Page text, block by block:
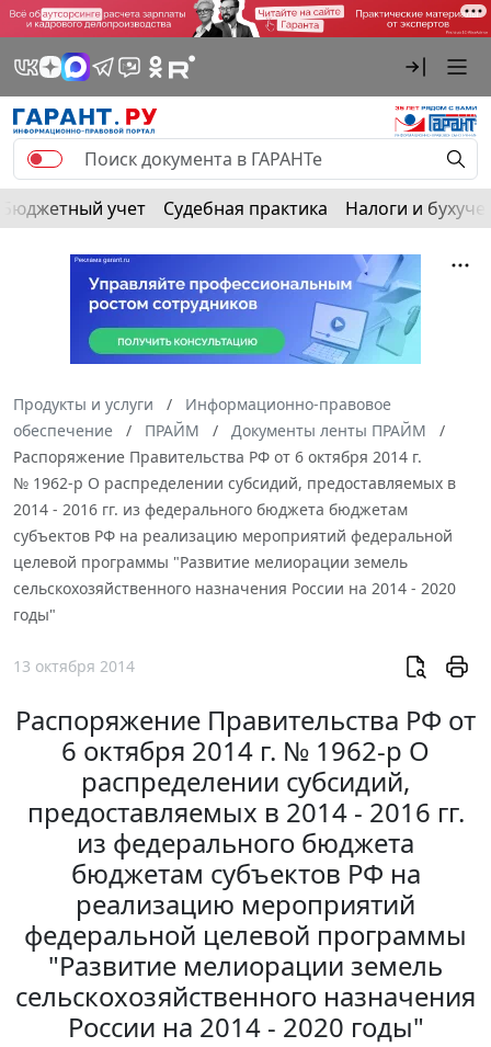
Бюджетный учет Судебная практика Налоги и
Продукты и услуги
Информационно-правовое
обеспечение
ПРАЙМ
Документы ленты ПРАЙМ
Распоряжение Правительства РФ от 6 октября 2014 г.
№ 1962-р О распределении субсидий, предоставляемых в
2014 - 2016 гг. из федерального бюджета бюджетам
субъектов РФ на реализацию мероприятий федеральной
целевой программы "Развитие мелиорации земель
сельскохозяйственного назначения России на 2014 - 2020
годы"
13 октября 2014
Распоряжение Правительства РФ от
6 октября 2014 г. № 1962-р О
распределении субсидий,
предоставляемых в 2014 - 2016 гг.
из федерального бюджета
бюджетам субъектов РФ на
реализацию мероприятий
федеральной целевой программы
"Развитие мелиорации земель
сельскохозяйственного назначения
России на 2014 - 2020 годы"